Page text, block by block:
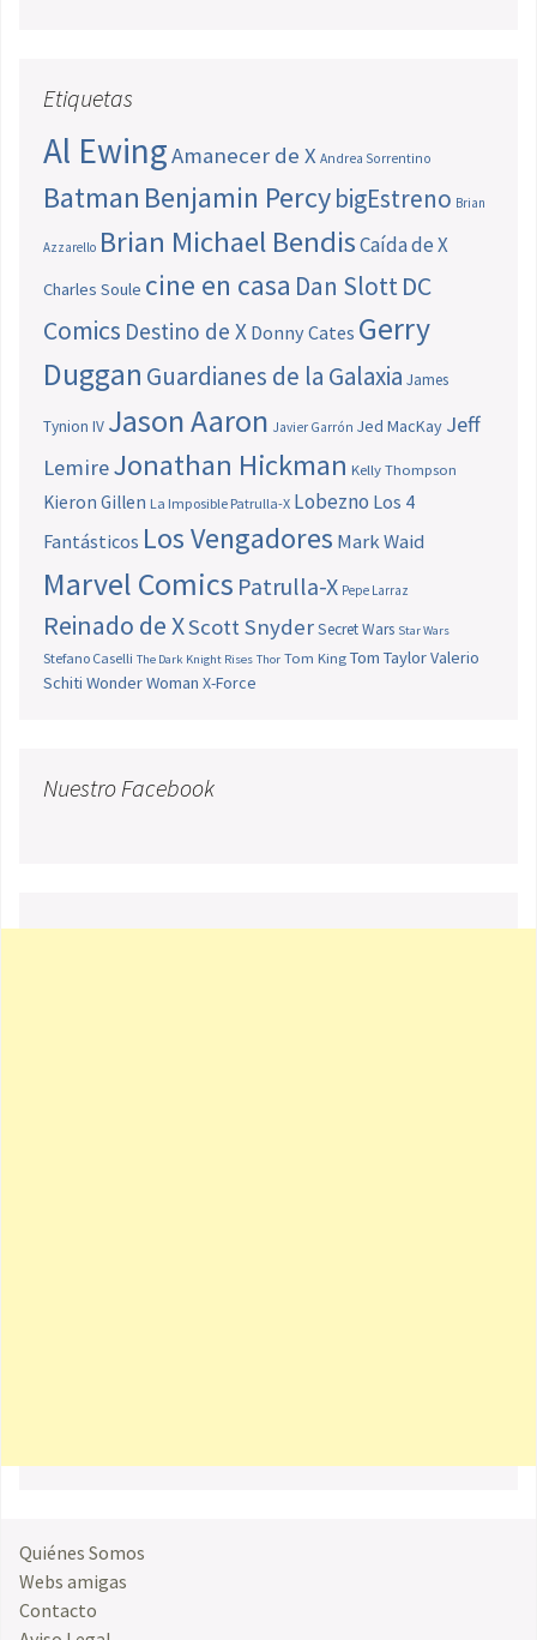
Etiquetas
Al EwingAmanecer de X Andrea Sorrentino
Batman Benjamin PercybigEstreno Brian
Azzarello Brian Michael BendisCaída de X
Charles Soule cine en casa Dan SlottDC
Comics Destino de X Donny Cates Gerry
Duggan Guardianes de la Galaxia James
Tynion IV Jason Aaron Javier Garrón Jed MacKay Jeff
LemireJonathan Hickman Kelly Thompson
Kieron Gillen La Imposible Patrulla-X Lobezno Los 4
Fantásticos Los Vengadores Mark Waid
Marvel Comics Patrulla-X Pepe Larraz
Reinado de XScott SnyderSecret Wars Star Wars
Stefano Caselli The Dark Knight Rises Thor Tom King Tom TaylorValerio
Schiti Wonder Woman X-Force
Nuestro Facebook
Quiénes Somos
Webs amigas
Contacto